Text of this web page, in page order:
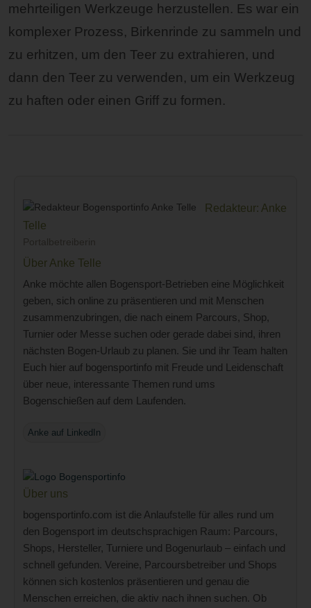
mehrteiligen Werkzeuge herzustellen. Es war ein
komplexer Prozess, Birkenrinde zu sammeln und
zu erhitzen, um den Teer zu extrahieren, und
dann den Teer zu verwenden, um ein Werkzeug
zu haften oder einen Griff zu formen.
Redakteur: Anke
Telle
Portalbetreiberin
Über Anke Telle
Anke möchte allen Bogensport-Betrieben eine Möglichkeit
geben, sich online zu präsentieren und mit Menschen
zusammenzubringen, die nach einem Parcours, Shop,
Turnier oder Messe suchen oder gerade dabei sind, ihren
nächsten Bogen-Urlaub zu planen. Sie und ihr Team halten
Euch hier auf bogensportinfo mit Freude und Leidenschaft
über neue, interessante Themen rund ums
Bogenschießen auf dem Laufenden.
Anke auf LinkedIn
Über uns
bogensportinfo.com ist die Anlaufstelle für alles rund um
den Bogensport im deutschsprachigen Raum: Parcours,
Shops, Hersteller, Turniere und Bogenurlaub – einfach und
schnell gefunden. Vereine, Parcoursbetreiber und Shops
können sich kostenlos präsentieren und genau die
Menschen erreichen, die aktiv nach ihnen suchen. Ob